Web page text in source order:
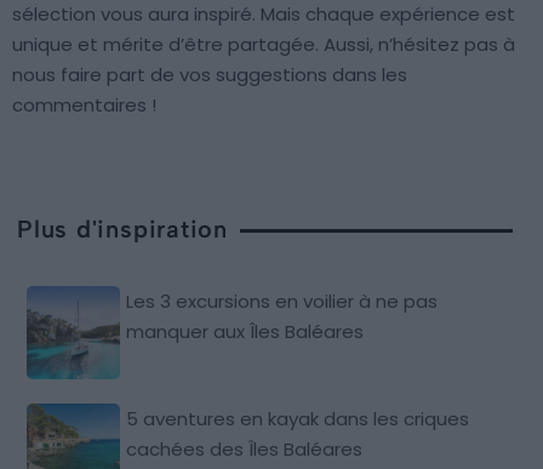
sélection vous aura inspiré. Mais chaque expérience est
unique et mérite d’être partagée. Aussi, n’hésitez pas à
nous faire part de vos suggestions dans les
commentaires !
Plus d'inspiration
Les 3 excursions en voilier à ne pas
manquer aux Îles Baléares
5 aventures en kayak dans les criques
cachées des Îles Baléares